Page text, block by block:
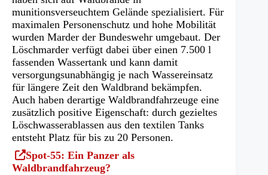
einem
neuen
Tab)
munitionsverseuchtem Gelände spezialisiert. Für
maximalen Personenschutz und hohe Mobilität
wurden Marder der Bundeswehr umgebaut. Der
Löschmarder verfügt dabei über einen 7.500 l
fassenden Wassertank und kann damit
versorgungsunabhängig je nach Wassereinsatz
für längere Zeit den Waldbrand bekämpfen.
Auch haben derartige Waldbrandfahrzeuge eine
zusätzlich positive Eigenschaft: durch gezieltes
Löschwasserablassen aus den textilen Tanks
entsteht Platz für bis zu 20 Personen.
(Öffnet
in
Spot-55: Ein Panzer als
Waldbrandfahrzeug?